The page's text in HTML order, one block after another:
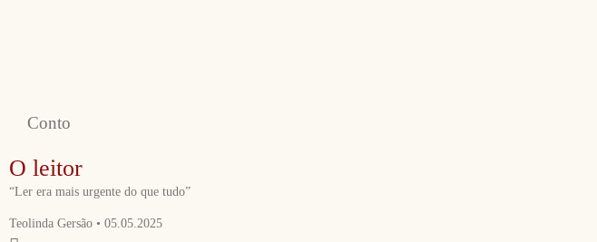
Conto
O leitor
“Ler era mais urgente do que tudo”
Teolinda Gersão 05.05.2025